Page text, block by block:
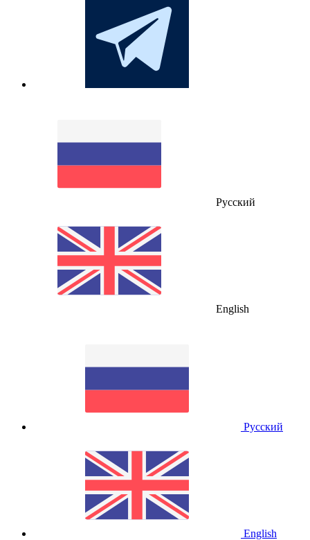
Русский
English
Русский
English